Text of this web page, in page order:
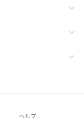
ヘルプ